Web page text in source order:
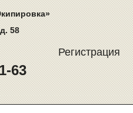
58
63
Регистрация